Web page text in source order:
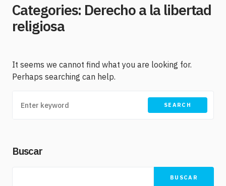
Categories: Derecho a la libertad
religiosa
It seems we cannot find what you are looking for.
Perhaps searching can help.
SEARCH
Buscar
BUSCAR